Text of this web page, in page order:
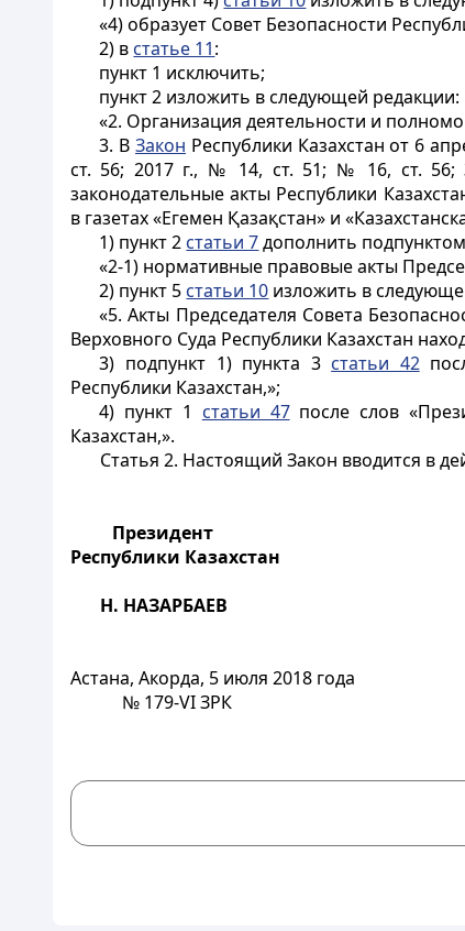
«4) образует Совет Безопасности
2) в статье 11:
пункт 1 исключить;
пункт 2 изложить в следующей редакции:
«2. Организация деятельности и
3. ВЗакон Республики Казахстан от 6
ст. 56; 2017 г., № 14, ст. 51; № 16, ст. 56;
законодательные акты Республики
в газетах «Егемен Қазақстан» и
1) пункт 2 статьи 7дополнить
«2-1) нормативные правовые акты
2) пункт 5 статьи 10 изложить в
«5. Акты Председателя Совета
Верховного Суда Республики Казахстан
3) подпункт 1) пункта 3 статьи 42
Республики Казахстан,»;
4) пункт 1 статьи 47после слов
Казахстан,».
Статья 2. Настоящий Закон вводится в
Президент
Республики Казахстан
Н. НАЗАРБАЕВ
Астана, Акорда, 5 июля 2018 года
№ 179-VIЗРК